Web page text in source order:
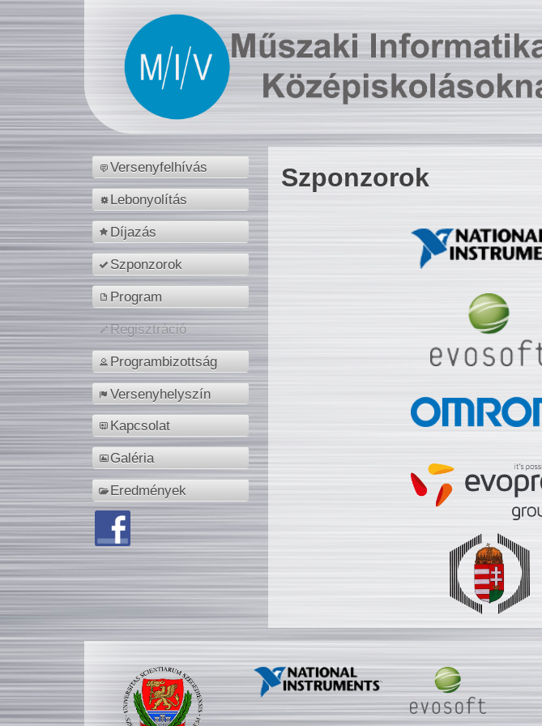
Versenyfelhívás
Lebonyolítás
Díjazás
Szponzorok
Program
Regisztráció
Programbizottság
Versenyhelyszín
Kapcsolat
Galéria
Eredmények
Szponzorok